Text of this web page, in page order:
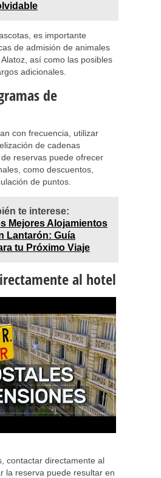
es importante
de admisión de animales
así como las posibles
adicionales.
de
con frecuencia, utilizar
de cadenas
reservas puede ofrecer
como descuentos,
de puntos.
te interese:
Mejores Alojamientos
Lantarón: Guía
tu Próximo Viaje
al hotel
contactar directamente al
la reserva puede resultar en